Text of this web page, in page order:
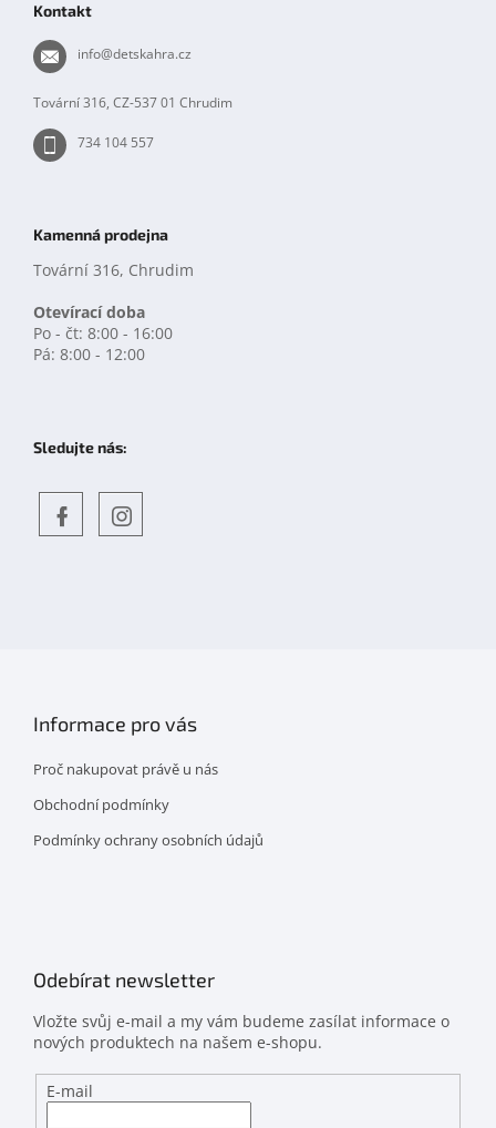
Kontakt
info@detskahra.cz
Tovární 316, CZ-537 01 Chrudim
734 104 557
Kamenná prodejna
Tovární 316, Chrudim
Otevírací doba
Po - čt: 8:00 - 16:00
Pá: 8:00 - 12:00
Sledujte nás:
Informace pro vás
Proč nakupovat právě u nás
Obchodní podmínky
Podmínky ochrany osobních údajů
Odebírat newsletter
Vložte svůj e-mail a my vám budeme zasílat informace o
nových produktech na našem e-shopu.
E-mail